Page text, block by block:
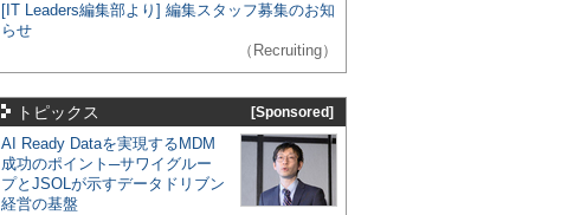
[IT Leaders編集部より] 編集スタッフ募集のお知
らせ
（Recruiting）
トピックス [Sponsored]
AI Ready Dataを実現するMDM
成功のポイント─サワイグルー
プとJSOLが示すデータドリブン
経営の基盤